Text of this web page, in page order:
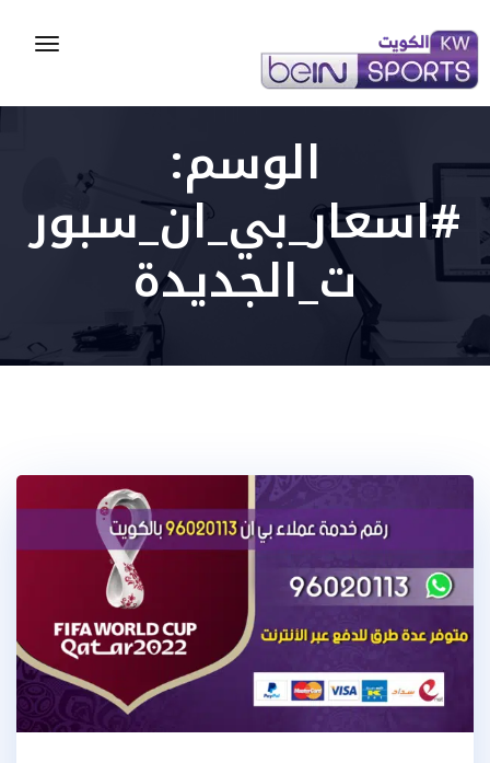
الوسم:
#اسعار_بي_ان_سبور
ت_الجديدة